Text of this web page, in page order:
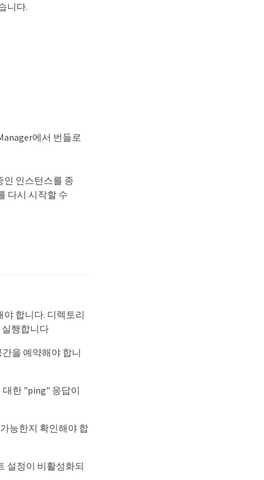
니다.
에서 번들로
인 인스턴스를 종
다시 시작할 수
합니다. 디렉토리
행합니다
을 예약해야 합니
대한 "ping" 응답이
능한지 확인해야 합
설정이 비활성화되